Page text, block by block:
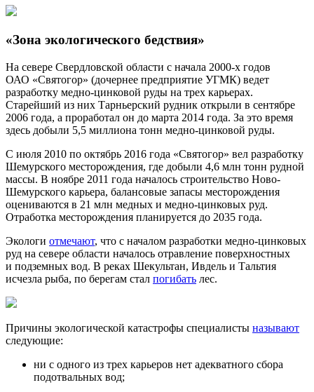
«Зона экологического бедствия»
На севере Свердловской области с начала 2000-х годов
ОАО «Святогор» (дочернее предприятие УГМК) ведет
разработку медно-цинковой руды на трех карьерах.
Старейший из них Тарньерский рудник открыли в сентябре
2006 года, а проработал он до марта 2014 года. За это время
здесь добыли 5,5 миллиона тонн медно-цинковой руды.
С июля 2010 по октябрь 2016 года «Святогор» вел разработку
Шемурского месторождения, где добыли 4,6 млн тонн рудной
массы. В ноябре 2011 года началось строительство Ново-
Шемурского карьера, балансовые запасы месторождения
оцениваются в 21 млн медных и медно-цинковых руд.
Отработка месторождения планируется до 2035 года.
Экологи отмечают, что с началом разработки медно-цинковых
руд на севере области началось отравление поверхностных
и подземных вод. В реках Шекультан, Ивдель и Тальтия
исчезла рыба, по берегам стал погибать лес.
Причины экологической катастрофы специалисты называют
следующие:
ни с одного из трех карьеров нет адекватного сбора
подотвальных вод;